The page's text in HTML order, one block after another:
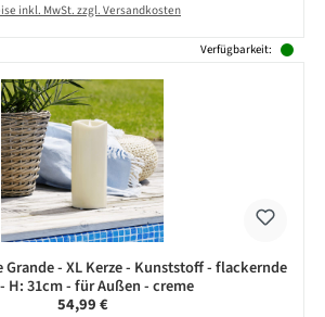
inkl. MwSt. zzgl. Versandkosten
Verfügbarkeit:
Grande - XL Kerze - Kunststoff - flackernde
H: 31cm - für Außen - creme
Regulärer Preis:
54,99 €